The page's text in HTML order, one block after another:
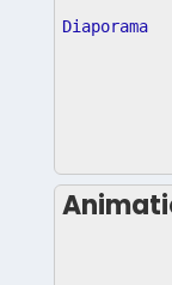
Diaporama